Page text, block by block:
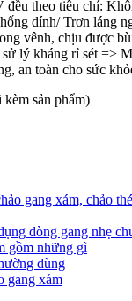
đều theo tiêu chí:
dính/ Trơn láng
vênh, chịu được
lý kháng rỉ sét =>
an toàn cho sức
sản phẩm)
gang xám, chảo
dòng gang nhẹ
gồm những gì
dùng
gang xám